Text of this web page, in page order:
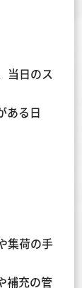
当日のス
ある日
集荷の手
補充の管